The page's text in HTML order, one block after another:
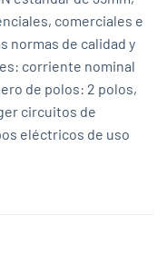
comerciales e
normas de calidad y
corriente nominal
de polos: 2 polos,
circuitos de
eléctricos de uso